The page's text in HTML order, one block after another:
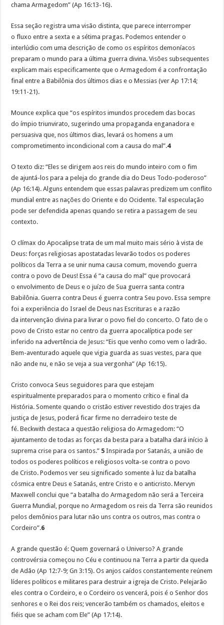
chama Armagedom” (Ap 16:13-16).
Essa seção registra uma visão distinta, que parece interromper
o fluxo entre a sexta e a sétima pragas. Podemos entender o
interlúdio com uma descrição de como os espíritos demoníacos
preparam o mundo para a última guerra divina. Visões subsequentes
explicam mais especificamente que o Armagedom é a confrontação
final entre a Babilônia dos últimos dias e o Messias (ver Ap 17:14;
19:11-21).
Mounce explica que “os espíritos imundos procedem das bocas
do ímpio triunvirato, sugerindo uma propaganda enganadora e
persuasiva que, nos últimos dias, levará os homens a um
comprometimento incondicional com a causa do mal”.4
O texto diz: “Eles se dirigem aos reis do mundo inteiro com o fim
de ajuntá-los para a peleja do grande dia do Deus Todo-poderoso”
(Ap 16:14). Alguns entendem que essas palavras predizem um conflito
mundial entre as nações do Oriente e do Ocidente. Tal especulação
pode ser defendida apenas quando se retira a passagem de seu
contexto.
O clímax do Apocalipse trata de um mal muito mais sério à vista de
Deus: forças religiosas apostatadas levarão todos os poderes
políticos da Terra a se unir numa causa comum, movendo guerra
contra o povo de Deus! Essa é “a causa do mal” que provocará
o envolvimento de Deus e o juízo de Sua guerra santa contra
Babilônia. Guerra contra Deus é guerra contra Seu povo. Essa sempre
foi a experiência do Israel de Deus nas Escrituras e a razão
da intervenção divina para livrar o povo fiel do concerto. O fato de o
povo de Cristo estar no centro da guerra apocalíptica pode ser
inferido na advertência de Jesus: “Eis que venho como vem o ladrão.
Bem-aventurado aquele que vigia guarda as suas vestes, para que
não ande nu, e não se veja a sua vergonha” (Ap 16:15).
Cristo convoca Seus seguidores para que estejam
espiritualmente preparados para o momento crítico e final da
História. Somente quando o cristão estiver revestido dos trajes da
justiça de Jesus, poderá ficar firme no derradeiro teste de
fé. Beckwith destaca a questão religiosa do Armagedom: “O
ajuntamento de todas as forças da besta para a batalha dará início à
suprema crise para os santos.” 5Inspirada por Satanás, a união de
todos os poderes políticos e religiosos volta-se contra o povo
de Cristo. Podemos ver seu significado somente à luz da batalha
cósmica entre Deus e Satanás, entre Cristo e o anticristo. Mervyn
Maxwell conclui que “a batalha do Armagedom não será a Terceira
Guerra Mundial, porque no Armagedom os reis da Terra são reunidos
pelos demônios para lutar não uns contra os outros, mas contra o
Cordeiro”.6
A grande questão é: Quem governará o Universo? A grande
controvérsia começou no Céu e continuou na Terra a partir da queda
de Adão (Ap 12:7-9; Gn 3:15). Os anjos caídos constantemente reúnem
líderes políticos e militares para destruir a igreja de Cristo. Pelejarão
eles contra o Cordeiro, e o Cordeiro os vencerá, pois é o Senhor dos
senhores e o Rei dos reis; vencerão também os chamados, eleitos e
fiéis que se acham com Ele” (Ap 17:14).